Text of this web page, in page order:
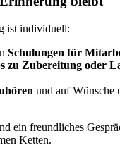
ist individuell:
Schulungen für
zu Zubereitung oder
und auf Wünsche
ein freundliches
Ketten.